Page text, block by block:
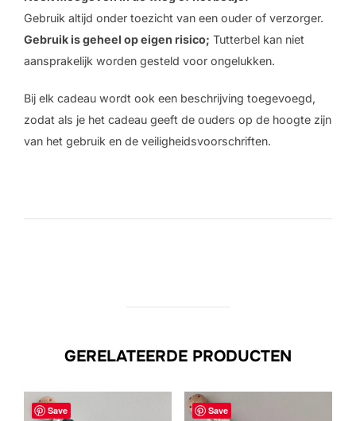
Gebruik altijd onder toezicht van een ouder of verzorger.
Gebruik is geheel op eigen risico; Tutterbel kan niet
aansprakelijk worden gesteld voor ongelukken.
Bij elk cadeau wordt ook een beschrijving toegevoegd,
zodat als je het cadeau geeft de ouders op de hoogte zijn
van het gebruik en de veiligheidsvoorschriften.
GERELATEERDE PRODUCTEN
Save Save